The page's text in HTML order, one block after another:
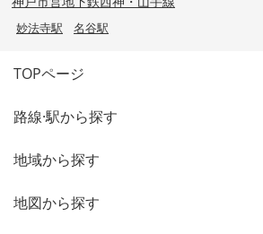
妙法寺駅 名谷駅
TOPページ
路線·駅から探す
地域から探す
地図から探す